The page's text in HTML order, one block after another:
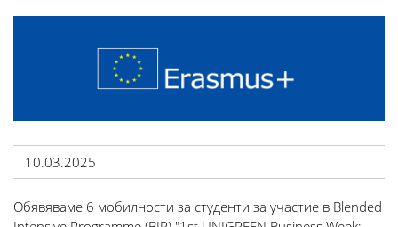
10.03.2025
Обявяваме 6 мобилности за студенти за участие в Blended